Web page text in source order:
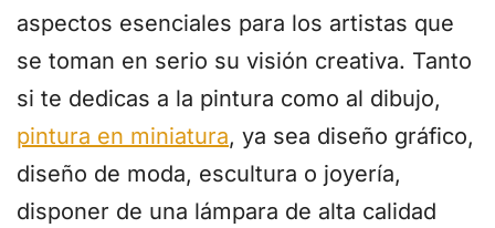
aspectos esenciales para los artistas que
se toman en serio su visión creativa. Tanto
si te dedicas a la pintura como al dibujo,
pintura en miniatura, ya sea diseño gráfico,
diseño de moda, escultura o joyería,
disponer de una lámpara de alta calidad